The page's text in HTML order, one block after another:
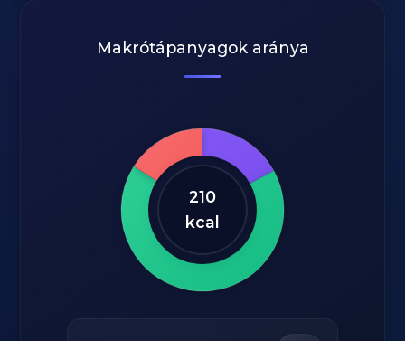
Makrótápanyagok aránya
210
kcal